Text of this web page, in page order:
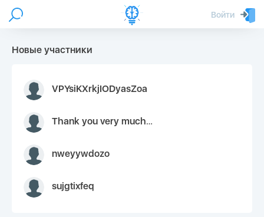
Войти
Новые участники
VPYsiKXrkjIODyasZoa
Thank you very much for your inquiry We appreciate you 9126052 https://youtube.com faceapple !
nweyywdozo
sujgtixfeq